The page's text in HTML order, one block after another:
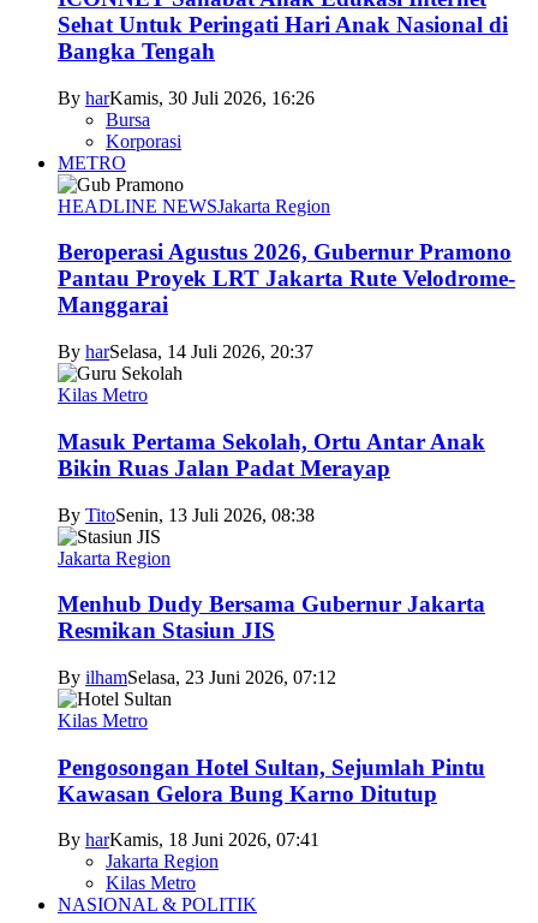
Sehat Untuk Peringati Hari Anak Nasional di
Bangka Tengah
By harKamis, 30 Juli 2026, 16:26
Bursa
Korporasi
METRO
HEADLINE NEWSJakarta Region
Beroperasi Agustus 2026, Gubernur Pramono
Pantau Proyek LRT Jakarta Rute Velodrome-
Manggarai
By harSelasa, 14 Juli 2026, 20:37
Kilas Metro
Masuk Pertama Sekolah, Ortu Antar Anak
Bikin Ruas Jalan Padat Merayap
By TitoSenin, 13 Juli 2026, 08:38
Jakarta Region
Menhub Dudy Bersama Gubernur Jakarta
Resmikan Stasiun JIS
By ilhamSelasa, 23 Juni 2026, 07:12
Kilas Metro
Pengosongan Hotel Sultan, Sejumlah Pintu
Kawasan Gelora Bung Karno Ditutup
By harKamis, 18 Juni 2026, 07:41
Jakarta Region
Kilas Metro
NASIONAL & POLITIK